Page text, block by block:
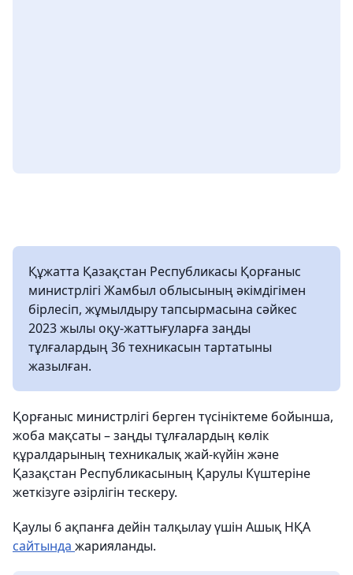
Құжатта Қазақстан Республикасы Қорғаныс
министрлігі Жамбыл облысының әкімдігімен
бірлесіп, жұмылдыру тапсырмасына сәйкес
2023 жылы оқу-жаттығуларға заңды
тұлғалардың 36 техникасын тартатыны
жазылған.
Қорғаныс министрлігі берген түсініктеме бойынша,
жоба мақсаты – заңды тұлғалардың көлік
құралдарының техникалық жай-күйін және
Қазақстан Республикасының Қарулы Күштеріне
жеткізуге әзірлігін тескеру.
Қаулы 6 ақпанға дейін талқылау үшін Ашық НҚА
сайтында жарияланды.